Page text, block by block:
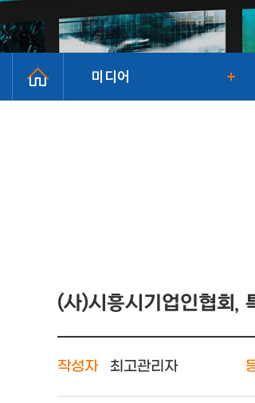
미디어
(사)시흥시기업인협회,
작성자 최고관리자